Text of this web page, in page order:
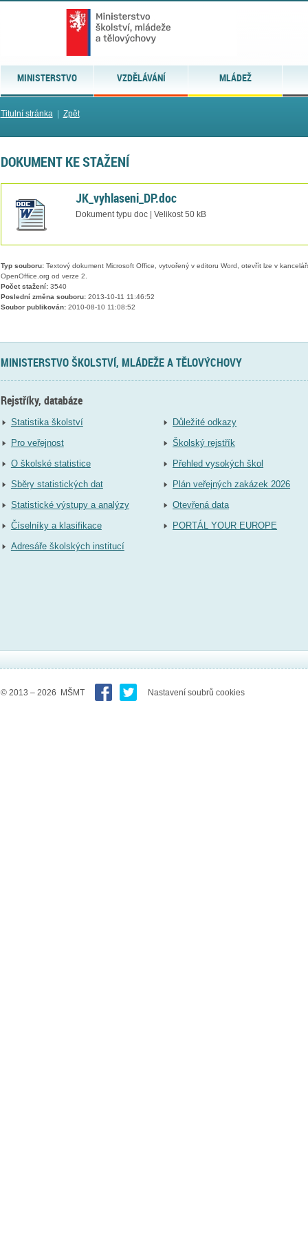
MINISTERSTVO VZDĚLÁVÁNÍ MLÁDEŽ
Titulní stránka| Zpět
DOKUMENT KE STAŽENÍ
JK_vyhlaseni_DP.doc
Dokument typu doc | Velikost 50 kB
Typ souboru:Textový dokument Microsoft Office, vytvořený v editoru Word, otevřít lze v
OpenOffice.org od verze 2.
Počet stažení:3540
Poslední změna souboru:2013-10-11 11:46:52
Soubor publikován:2010-08-10 11:08:52
MINISTERSTVO ŠKOLSTVÍ, MLÁDEŽE A TĚLOVÝCHOVY
Rejstříky, databáze
Statistika školství
Pro veřejnost
O školské statistice
Sběry statistických dat
Statistické výstupy a analýzy
Číselníky a klasifikace
Adresáře školských institucí
Důležité odkazy
Školský rejstřík
Přehled vysokých škol
Plán veřejných zakázek 2026
Otevřená data
PORTÁL YOUR EUROPE
© 2013 – 2026 MŠMT Nastavení soubrů cookies